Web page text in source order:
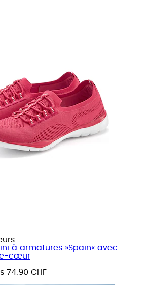
à armatures »Spain« avec
cœur
74.90 CHF